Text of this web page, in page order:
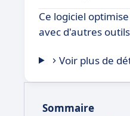
Ce logiciel
avec d'autres
Voir plus de
Sommaire